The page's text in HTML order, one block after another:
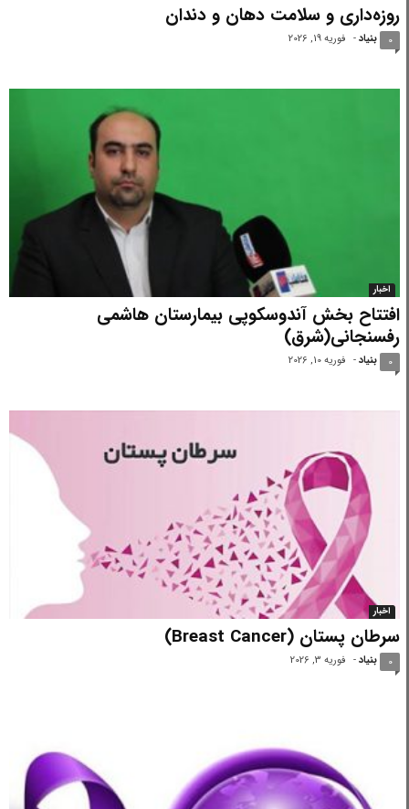
روزه‌داری و سلامت دهان و دندان
بنیاد - فوریه 19, 2026 0
اخبار
افتتاح بخش آندوسکوپی بیمارستان هاشمی
رفسنجانی(شرق)
بنیاد - فوریه 10, 2026 0
اخبار
سرطان پستان (Breast Cancer)
بنیاد - فوریه 3, 2026 0